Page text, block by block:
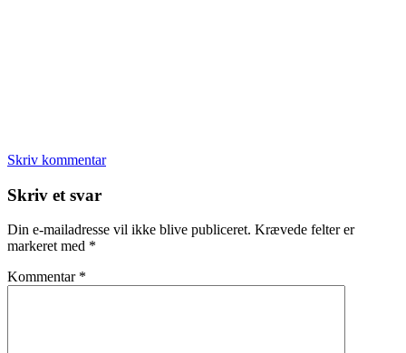
Skriv kommentar
Læserinteraktioner
Skriv et svar
Din e-mailadresse vil ikke blive publiceret. Krævede felter er
markeret med *
Kommentar *